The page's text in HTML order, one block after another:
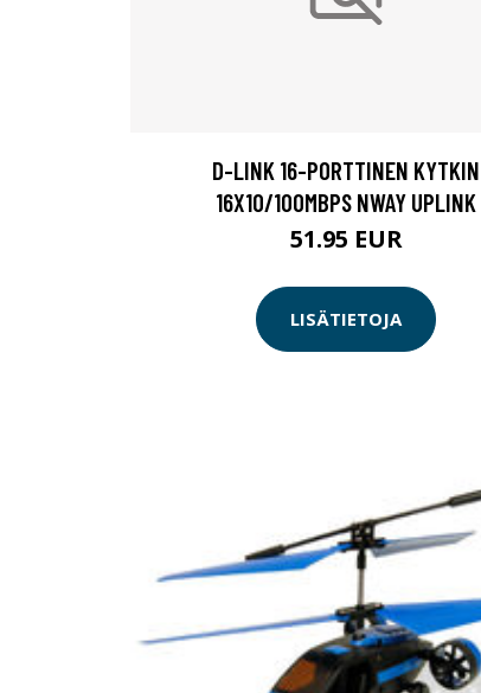
D-LINK 16-PORTTINEN KYTKIN
16X10/100MBPS NWAY UPLINK
51.95 EUR
LISÄTIETOJA